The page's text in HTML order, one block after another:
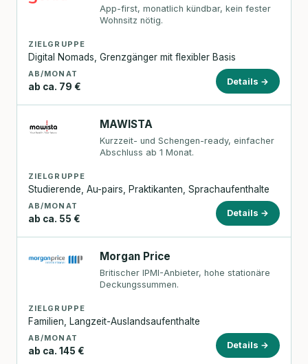
App-first, monatlich kündbar, kein fester
Wohnsitz nötig.
ZIELGRUPPE
Digital Nomads, Grenzgänger mit flexibler Basis
AB/MONAT
ab ca. 79 €
Details →
MAWISTA
Kurzzeit- und Schengen-ready, einfacher
Abschluss ab 1 Monat.
ZIELGRUPPE
Studierende, Au-pairs, Praktikanten, Sprachaufenthalte
AB/MONAT
ab ca. 55 €
Details →
Morgan Price
Britischer IPMI-Anbieter, hohe stationäre
Deckungssummen.
ZIELGRUPPE
Familien, Langzeit-Auslandsaufenthalte
AB/MONAT
ab ca. 145 €
Details →